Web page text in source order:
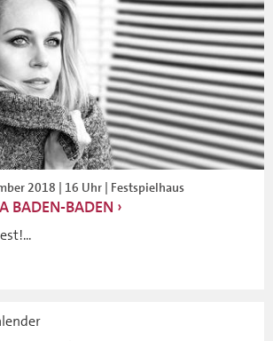
2018 | 16 Uhr | Festspielhaus
BADEN-BADEN